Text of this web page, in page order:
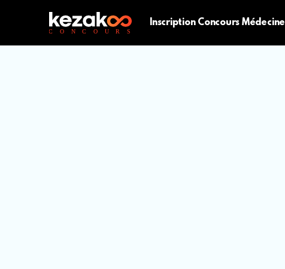
Inscription Concours Médecine